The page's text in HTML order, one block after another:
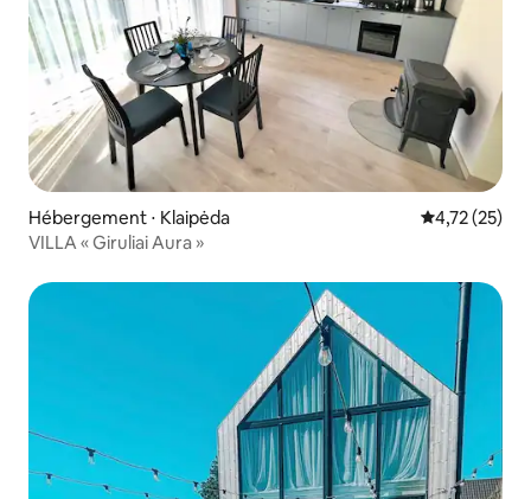
Hébergement ⋅ Klaipėda Évaluation
4,72 (25)
VILLA « Giruliai Aura »